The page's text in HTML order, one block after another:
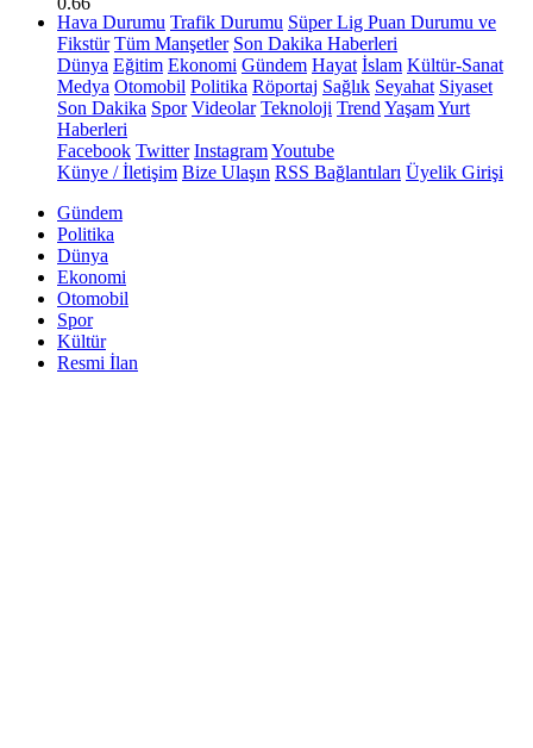
Hava Durumu Trafik Durumu Süper Lig Puan Durumu ve
Fikstür Tüm Manşetler Son Dakika Haberleri
Dünya Eğitim Ekonomi Gündem Hayat İslam Kültür-Sanat
Medya Otomobil Politika Röportaj Sağlık Seyahat Siyaset
Son Dakika Spor Videolar Teknoloji Trend YaşamYurt
Haberleri
Facebook Twitter InstagramYoutube
Künye / İletişim Bize Ulaşın RSS Bağlantıları Üyelik Girişi
Gündem
Politika
Dünya
Ekonomi
Otomobil
Spor
Kültür
Resmi İlan